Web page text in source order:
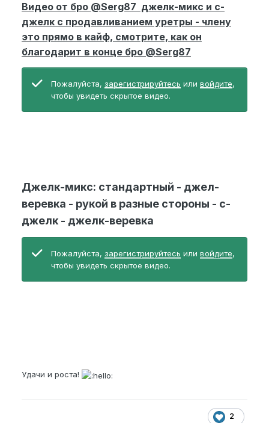
Видео от бро @Serg87 джелк-микс и с-
джелк с продавливанием уретры - члену
это прямо в кайф, смотрите, как он
благодарит в конце бро @Serg87
Пожалуйста, зарегистрируйтесь или войдите,
чтобы увидеть скрытое видео.
Джелк-микс: стандартный - джел-
веревка - рукой в разные стороны - с-
джелк - джелк-веревка
Пожалуйста, зарегистрируйтесь или войдите,
чтобы увидеть скрытое видео.
Удачи и роста!
2